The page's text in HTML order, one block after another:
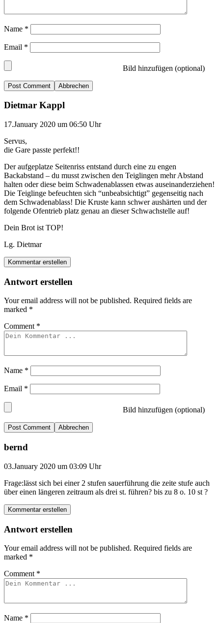
Name *
Email *
Bild hinzufügen (optional)
Abbrechen
Dietmar Kappl
17.January 2020 um 06:50 Uhr
Servus,
die Gare passte perfekt!!
Der aufgeplatze Seitenriss entstand durch eine zu engen
Backabstand – du musst zwischen den Teiglingen mehr Abstand
halten oder diese beim Schwadenablassen etwas auseinanderziehen!
Die Teiglinge befeuchten sich “unbeabsichtigt” gegenseitig nach
dem Schwadenablass! Die Kruste kann schwer aushärten und der
folgende Ofentrieb platz genau an dieser Schwachstelle auf!
Dein Brot ist TOP!
Lg. Dietmar
Kommentar erstellen
Antwort erstellen
Your email address will not be published. Required fields are
marked *
Comment *
Name *
Email *
Bild hinzufügen (optional)
Abbrechen
bernd
03.January 2020 um 03:09 Uhr
Frage:lässt sich bei einer 2 stufen sauerführung die zeite stufe auch
über einen längeren zeitraum als drei st. führen? bis zu 8 o. 10 st ?
Kommentar erstellen
Antwort erstellen
Your email address will not be published. Required fields are
marked *
Comment *
Name *